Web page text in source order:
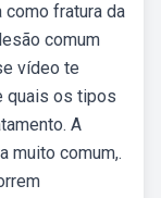
como fratura da
comum
vídeo te
quais os tipos
A
muito comum,.